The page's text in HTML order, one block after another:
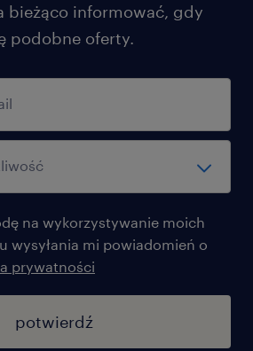
bieżąco informować, gdy
podobne oferty.
na wykorzystywanie moich
wysyłania mi powiadomień o
prywatności
potwierdź